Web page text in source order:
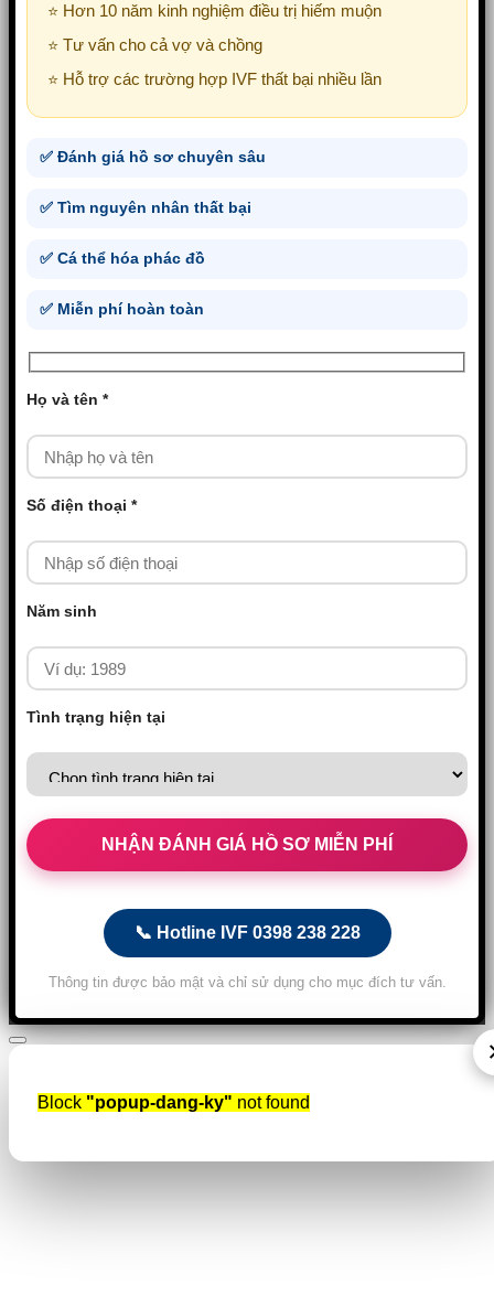
⭐ Hơn 10 năm kinh nghiệm điều trị hiếm muộn
⭐ Tư vấn cho cả vợ và chồng
⭐ Hỗ trợ các trường hợp IVF thất bại nhiều lần
✅ Đánh giá hồ sơ chuyên sâu
✅ Tìm nguyên nhân thất bại
✅ Cá thể hóa phác đồ
✅ Miễn phí hoàn toàn
Họ và tên *
Số điện thoại *
Năm sinh
Tình trạng hiện tại
📞 Hotline IVF 0398 238 228
Thông tin được bảo mật và chỉ sử dụng cho mục đích tư vấn.
Block "popup-dang-ky" not found